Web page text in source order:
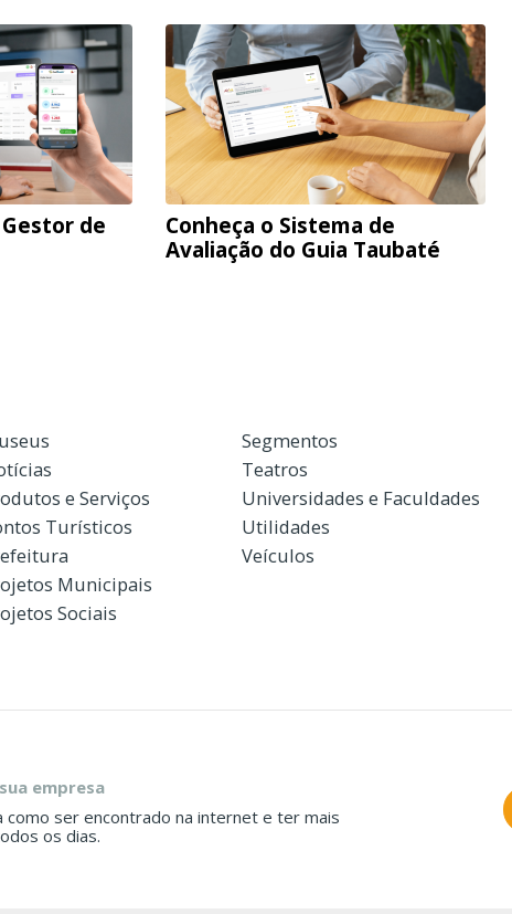
de
Conheça o Sistema de
Avaliação do Guia Taubaté
e Serviços
Turísticos
Municipais
Sociais
Segmentos
Teatros
Universidades e Faculdades
Utilidades
Veículos
empresa
como ser encontrado na internet e ter mais
os dias.